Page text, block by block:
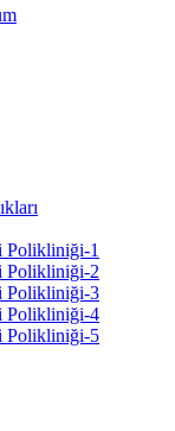
Polikliniği-1
Polikliniği-2
Polikliniği-3
Polikliniği-4
Polikliniği-5